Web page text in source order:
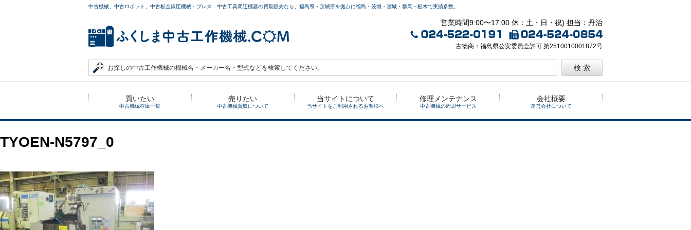
中古機械、中古ロボット、中古板金鍛圧機械・プレス、中古工具周辺機器の買取販売なら、福島県・茨城県を拠点に福島・茨城・宮城・群馬・栃木で実績多数。
営業時間9:00〜17:00 休：土・日・祝) 担当：丹治
古物商：福島県公安委員会許可 第2510010001872号
検 索
買いたい
中古機械在庫一覧
売りたい
中古機械買取について
当サイトについて
当サイトをご利用されるお客様へ
修理メンテナンス
中古機械の周辺サービス
会社概要
運営会社について
TYOEN-N5797_0